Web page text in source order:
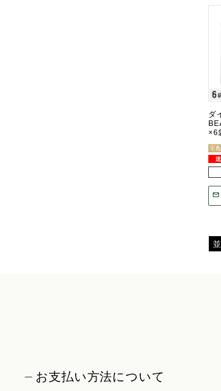
ダ
×6
宅
お支払い方法について